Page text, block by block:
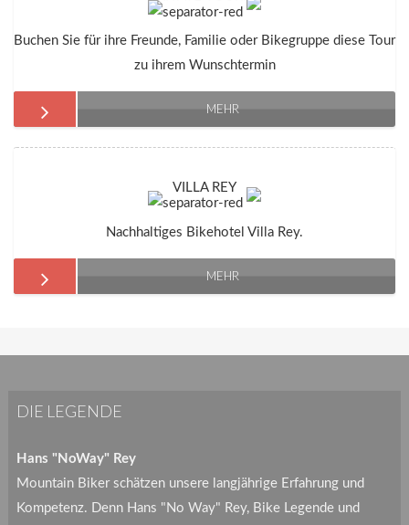
Buchen Sie für ihre Freunde, Familie oder Bikegruppe diese Tour
zu ihrem Wunschtermin
MEHR
VILLA REY
Nachhaltiges Bikehotel Villa Rey.
MEHR
DIE LEGENDE
Hans "NoWay" Rey
Mountain Biker schätzen unsere langjährige Erfahrung und
Kompetenz. Denn Hans "No Way" Rey, Bike Legende und